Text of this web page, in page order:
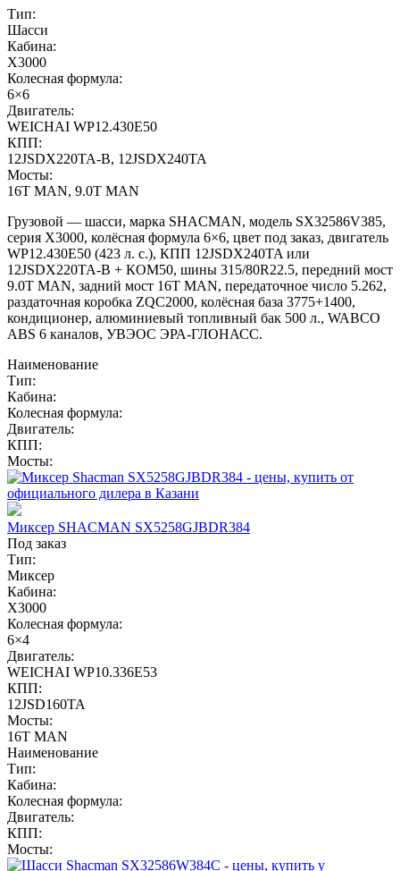
Тип:
Шасси
Кабина:
X3000
Колесная формула:
6×6
Двигатель:
WEICHAI WP12.430E50
КПП:
12JSDX220TA-B, 12JSDX240TA
Мосты:
16T MAN, 9.0T MAN
Грузовой — шасси, марка SHACMAN, модель SX32586V385,
серия X3000, колёсная формула 6×6, цвет под заказ, двигатель
WP12.430E50 (423 л. с.), КПП 12JSDX240TA или
12JSDX220TA-B + КОМ50, шины 315/80R22.5, передний мост
9.0T MAN, задний мост 16T MAN, передаточное число 5.262,
раздаточная коробка ZQC2000, колёсная база 3775+1400,
кондиционер, алюминиевый топливный бак 500 л., WABCO
ABS 6 каналов, УВЭОС ЭРА-ГЛОНАСС.
Наименование
Тип:
Кабина:
Колесная формула:
Двигатель:
КПП:
Мосты:
Миксер SHACMAN SX5258GJBDR384
Под заказ
Тип:
Миксер
Кабина:
X3000
Колесная формула:
6×4
Двигатель:
WEICHAI WP10.336E53
КПП:
12JSD160TA
Мосты:
16T MAN
Наименование
Тип:
Кабина:
Колесная формула:
Двигатель:
КПП:
Мосты: